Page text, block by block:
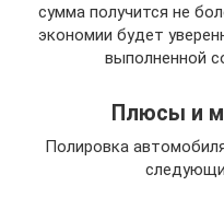
сумма получится не
экономии будет
выполненной
Плюсы и
Полировка